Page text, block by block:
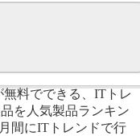
でできる、ITトレ
人気製品ランキン
にITトレンドで行